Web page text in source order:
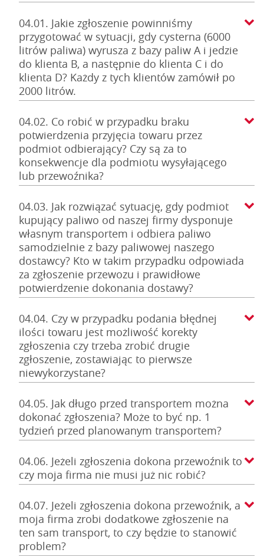
04.01. Jakie zgłoszenie powinniśmy
przygotować w sytuacji, gdy cysterna (6000
litrów paliwa) wyrusza z bazy paliw A i jedzie
do klienta B, a następnie do klienta C i do
klienta D? Każdy z tych klientów zamówił po
2000 litrów.
04.02. Co robić w przypadku braku
potwierdzenia przyjęcia towaru przez
podmiot odbierający? Czy są za to
konsekwencje dla podmiotu wysyłającego
lub przewoźnika?
04.03. Jak rozwiązać sytuację, gdy podmiot
kupujący paliwo od naszej firmy dysponuje
własnym transportem i odbiera paliwo
samodzielnie z bazy paliwowej naszego
dostawcy? Kto w takim przypadku odpowiada
za zgłoszenie przewozu i prawidłowe
potwierdzenie dokonania dostawy?
04.04. Czy w przypadku podania błędnej
ilości towaru jest możliwość korekty
zgłoszenia czy trzeba zrobić drugie
zgłoszenie, zostawiając to pierwsze
niewykorzystane?
04.05. Jak długo przed transportem można
dokonać zgłoszenia? Może to być np. 1
tydzień przed planowanym transportem?
04.06. Jeżeli zgłoszenia dokona przewoźnik to
czy moja firma nie musi już nic robić?
04.07. Jeżeli zgłoszenia dokona przewoźnik, a
moja firma zrobi dodatkowe zgłoszenie na
ten sam transport, to czy będzie to stanowić
problem?